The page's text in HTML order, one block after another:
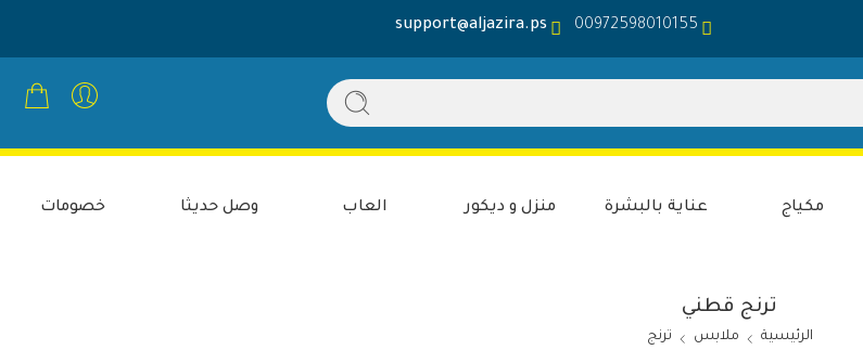
00972598010155
support@aljazira.ps
مكياج عناية بالبشرة منزل و ديكور العاب وصل حديثا خصومات
ترنج قطني
الرئيسية ملابس ترنج